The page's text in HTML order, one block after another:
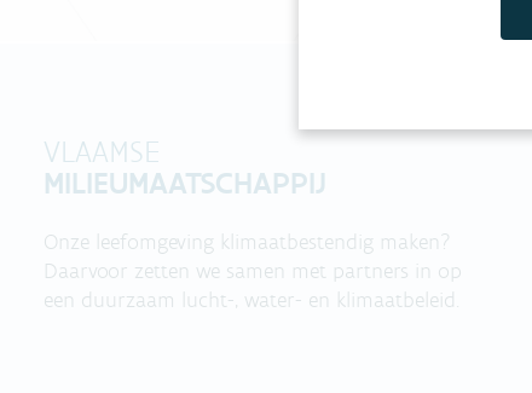
VLAAMSE
MILIEUMAATSCHAPPIJ
Onze leefomgeving klimaatbestendig maken?
Daarvoor zetten we samen met partners in op
een duurzaam lucht-, water- en klimaatbeleid.